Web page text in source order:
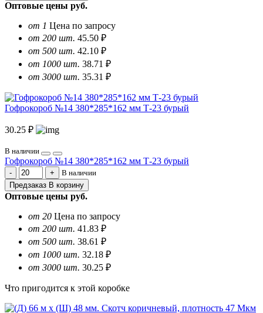
Оптовые цены руб.
от 1 Цена по запросу
от 200 шт. 45.50 ₽
от 500 шт. 42.10 ₽
от 1000 шт. 38.71 ₽
от 3000 шт. 35.31 ₽
Гофрокороб №14 380*285*162 мм Т-23 бурый
30.25 ₽
В наличии
Гофрокороб №14 380*285*162 мм Т-23 бурый
В наличии
Предзаказ В корзину
Оптовые цены руб.
от 20 Цена по запросу
от 200 шт. 41.83 ₽
от 500 шт. 38.61 ₽
от 1000 шт. 32.18 ₽
от 3000 шт. 30.25 ₽
Что пригодится к этой коробке